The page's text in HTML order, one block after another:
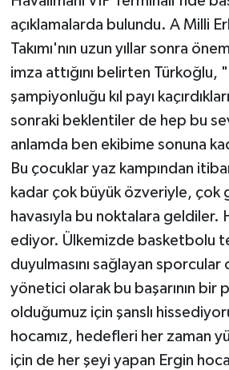
açıklamalarda bulundu. A Milli
Takımı'nın uzun yıllar sonra
imza attığını belirten Türkoğlu,
şampiyonluğu kıl payı
sonraki beklentiler de hep bu
anlamda ben ekibime sonuna
Bu çocuklar yaz kampından
kadar çok büyük özveriyle, çok
havasıyla bu noktalara geldiler.
ediyor. Ülkemizde basketbolu
duyulmasını sağlayan
yönetici olarak bu başarının bir
olduğumuz için şanslı
hocamız, hedefleri her zaman
için de her şeyi yapan Ergin